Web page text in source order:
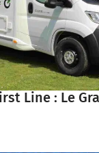
Line : Le